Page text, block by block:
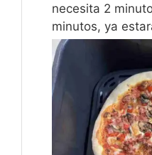
necesita 2
minutos, ya